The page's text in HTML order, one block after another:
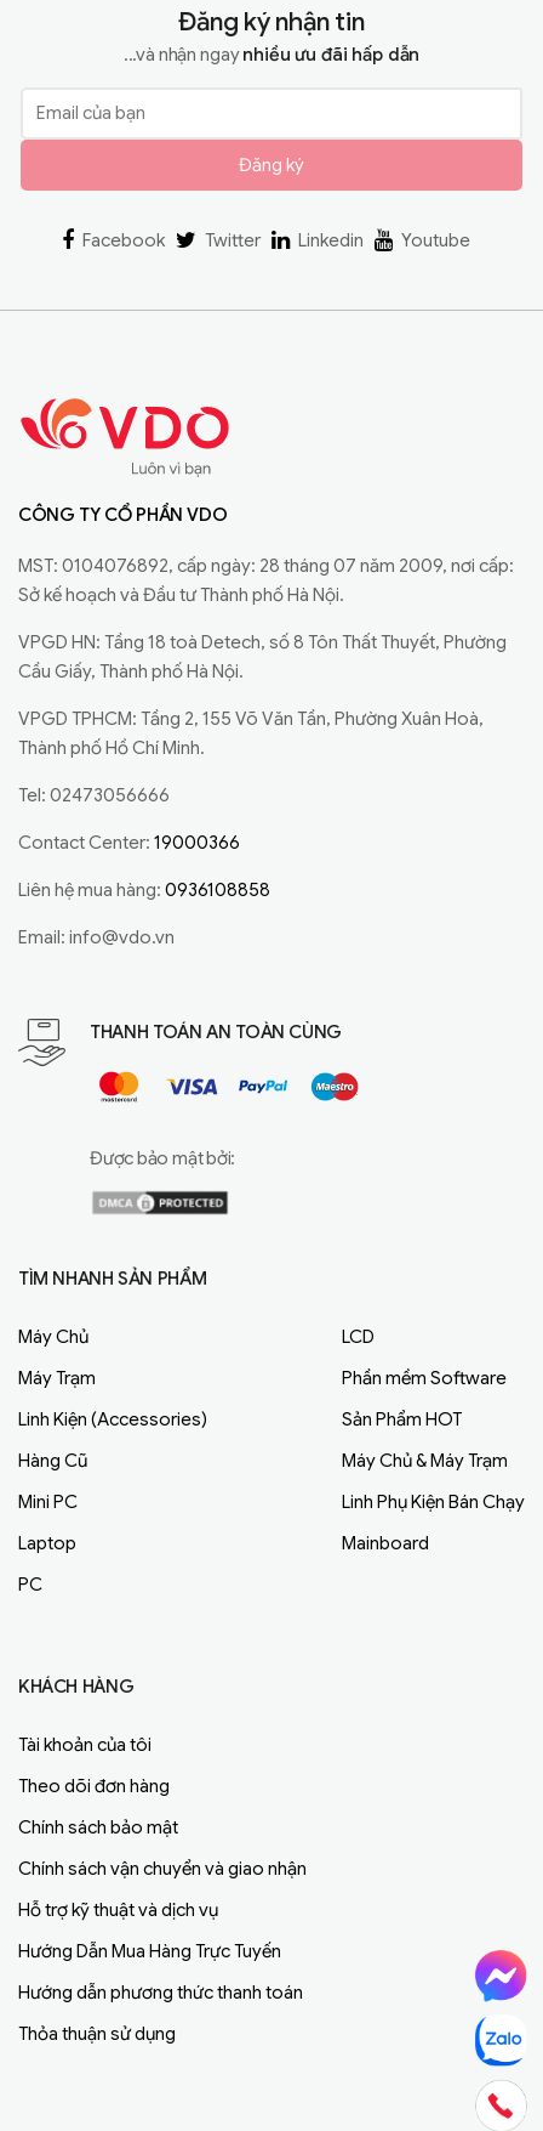
Đăng ký nhận tin
...và nhận ngaynhiều ưu đãi hấp dẫn
Đăng ký
Facebook Twitter Linkedin Youtube
CÔNG TY CỔ PHẦN VDO
MST: 0104076892, cấp ngày: 28 tháng 07 năm 2009, nơi cấp:
Sở kế hoạch và Đầu tư Thành phố Hà Nội.
VPGD HN: Tầng 18 toà Detech, số 8 Tôn Thất Thuyết, Phường
Cầu Giấy, Thành phố Hà Nội.
VPGD TPHCM: Tầng 2, 155 Võ Văn Tần, Phường Xuân Hoà,
Thành phố Hồ Chí Minh.
Tel: 02473056666
Contact Center: 19000366
Liên hệ mua hàng: 0936108858
Email: info@vdo.vn
THANH TOÁN AN TOÀN CÙNG
Được bảo mật bởi:
TÌM NHANH SẢN PHẨM
Máy Chủ
Máy Trạm
Linh Kiện (Accessories)
Hàng Cũ
Mini PC
Laptop
PC
LCD
Phần mềm Software
Sản Phẩm HOT
Máy Chủ & Máy Trạm
Linh Phụ Kiện Bán Chạy
Mainboard
KHÁCH HÀNG
Tài khoản của tôi
Theo dõi đơn hàng
Chính sách bảo mật
Chính sách vận chuyển và giao nhận
Hỗ trợ kỹ thuật và dịch vụ
Hướng Dẫn Mua Hàng Trực Tuyến
Hướng dẫn phương thức thanh toán
Thỏa thuận sử dụng